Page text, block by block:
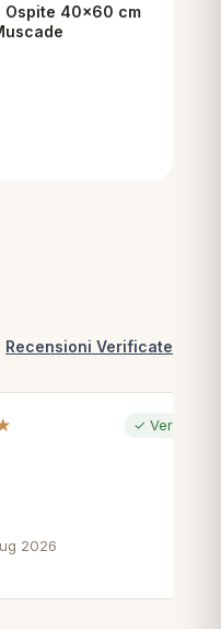
Ospite 40x60 cm
Recensioni Verificate
✓ Verificata
2026